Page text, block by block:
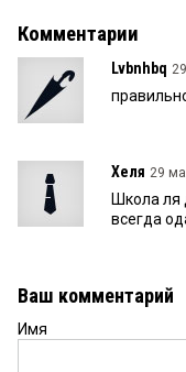
Комментарии
Lvbnhbq
Хеля 29
Школа ля
всегда
Ваш комментарий
Имя